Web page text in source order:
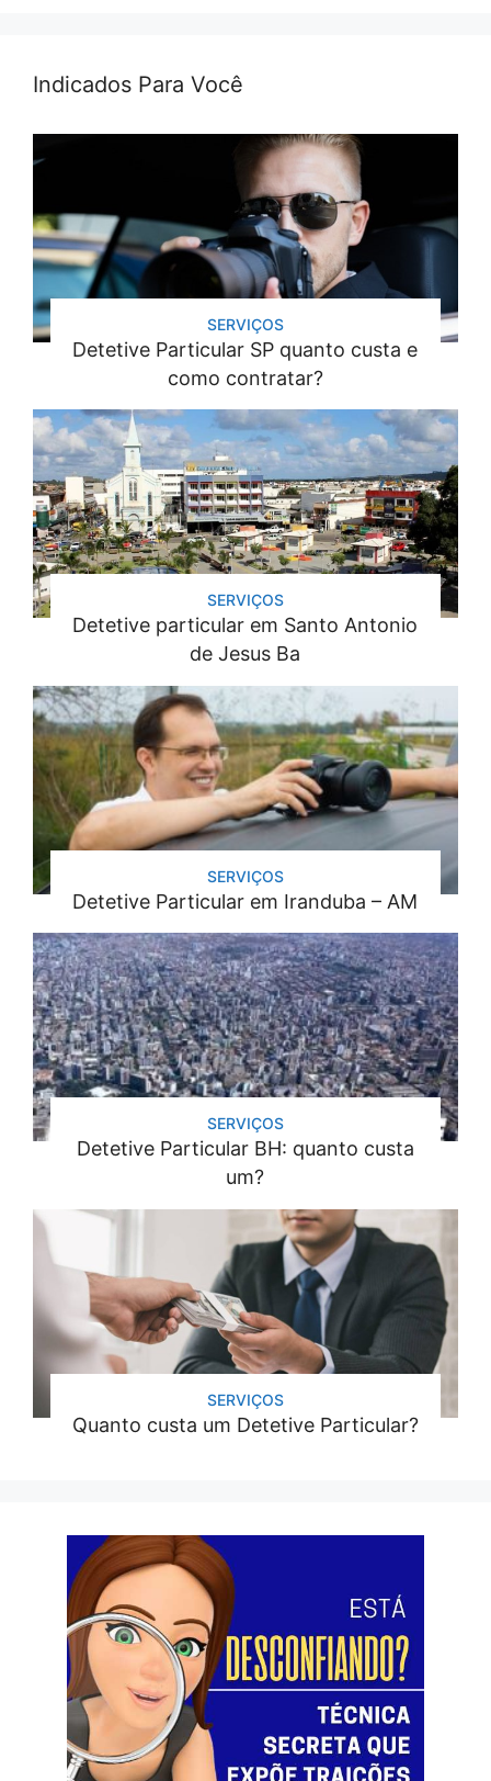
Indicados Para Você
SERVIÇOS
Detetive Particular SP quanto custa e
como contratar?
SERVIÇOS
Detetive particular em Santo Antonio
de Jesus Ba
SERVIÇOS
Detetive Particular em Iranduba – AM
SERVIÇOS
Detetive Particular BH: quanto custa
um?
SERVIÇOS
Quanto custa um Detetive Particular?